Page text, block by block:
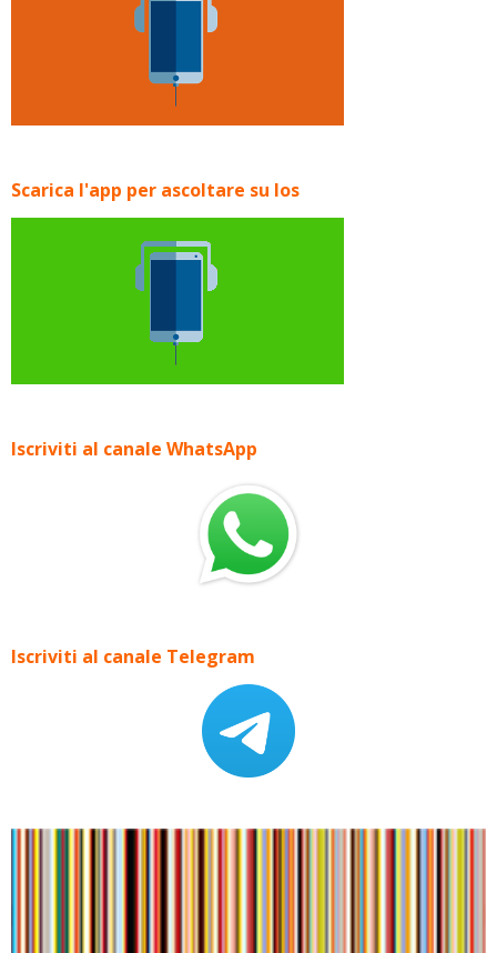
Scarica l'app per ascoltare su Ios
Iscriviti al canale WhatsApp
Iscriviti al canale Telegram